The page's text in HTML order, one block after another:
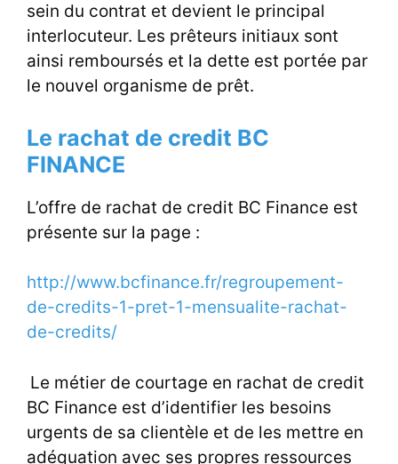
sein du contrat et devient le principal
interlocuteur. Les prêteurs initiaux sont
ainsi remboursés et la dette est portée par
le nouvel organisme de prêt.
Le rachat de credit BC
FINANCE
L’offre de rachat de credit BC Finance est
présente sur la page :
http://www.bcfinance.fr/regroupement-
de-credits-1-pret-1-mensualite-rachat-
de-credits/
Le métier de courtage en rachat de credit
BC Finance est d’identifier les besoins
urgents de sa clientèle et de les mettre en
adéquation avec ses propres ressources